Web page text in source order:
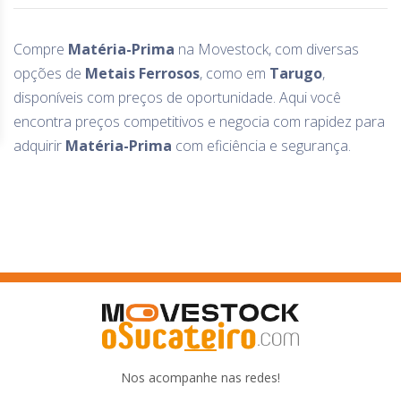
Compre Matéria-Prima na Movestock, com diversas
opções de Metais Ferrosos, como em Tarugo,
disponíveis com preços de oportunidade. Aqui você
encontra preços competitivos e negocia com rapidez para
adquirir Matéria-Prima com eficiência e segurança.
Nos acompanhe nas redes!